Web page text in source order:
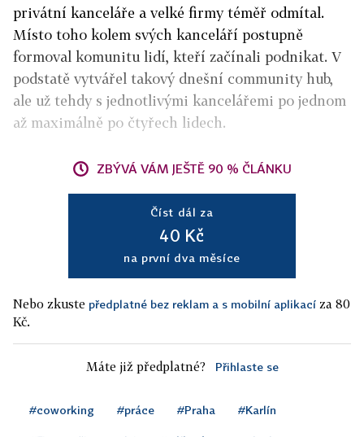
privátní kanceláře a velké firmy téměř odmítal.
Místo toho kolem svých kanceláří postupně
formoval komunitu lidí, kteří začínali podnikat. V
podstatě vytvářel takový dnešní community hub,
ale už tehdy s jednotlivými kancelářemi po jednom
až maximálně po čtyřech lidech.
ZBÝVÁ VÁM JEŠTĚ 90 % ČLÁNKU
Číst dál za
40 Kč
na první dva měsíce
Nebo zkuste předplatné bez reklam a s mobilní aplikací za 80
Kč.
Máte již předplatné? Přihlaste se
#coworking #práce #Praha #Karlín